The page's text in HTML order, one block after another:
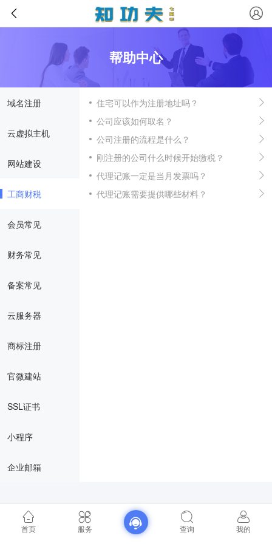
帮助中心
域名注册
云虚拟主机
网站建设
工商财税
会员常见
财务常见
备案常见
云服务器
商标注册
官微建站
SSL证书
小程序
企业邮箱
住宅可以作为注册地址吗？
公司应该如何取名？
公司注册的流程是什么？
刚注册的公司什么时候开始缴税？
代理记账一定是当月发票吗？
代理记账需要提供哪些材料？
首页 服务 查询 我的